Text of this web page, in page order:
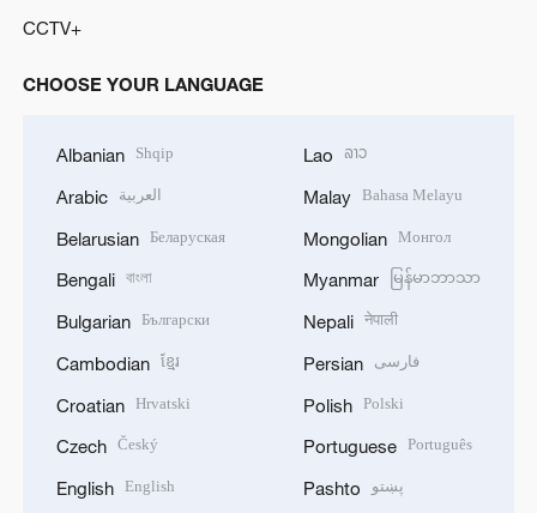
CCTV+
CHOOSE YOUR LANGUAGE
Albanian Shqip
Arabic العربية
Belarusian Беларуская
Bengali বাংলা
Bulgarian Български
Cambodian ខ្មែរ
Croatian Hrvatski
Czech Český
English English
Lao ລາວ
Malay Bahasa Melayu
Mongolian Монгол
Myanmar မြန်မာဘာသာ
Nepali नेपाली
Persian فارسی
Polish Polski
Portuguese Português
Pashto پښتو